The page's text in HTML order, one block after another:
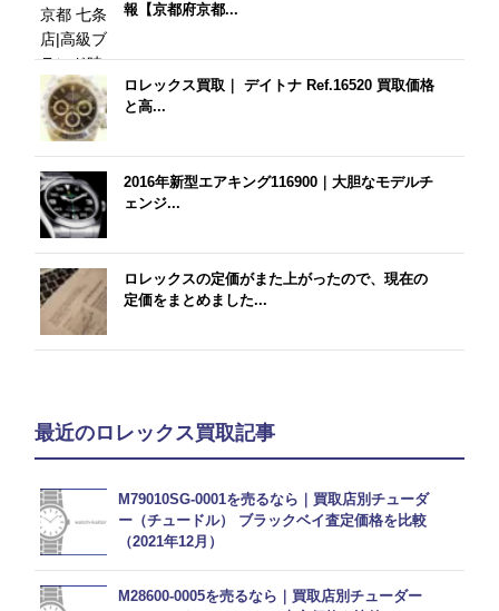
報【京都府京都...
ロレックス買取｜ デイトナ Ref.16520 買取価格
と高...
2016年新型エアキング116900｜大胆なモデルチ
ェンジ...
ロレックスの定価がまた上がったので、現在の
定価をまとめました...
最近のロレックス買取記事
M79010SG-0001を売るなら｜買取店別チューダ
ー（チュードル） ブラックベイ査定価格を比較
（2021年12月）
M28600-0005を売るなら｜買取店別チューダー